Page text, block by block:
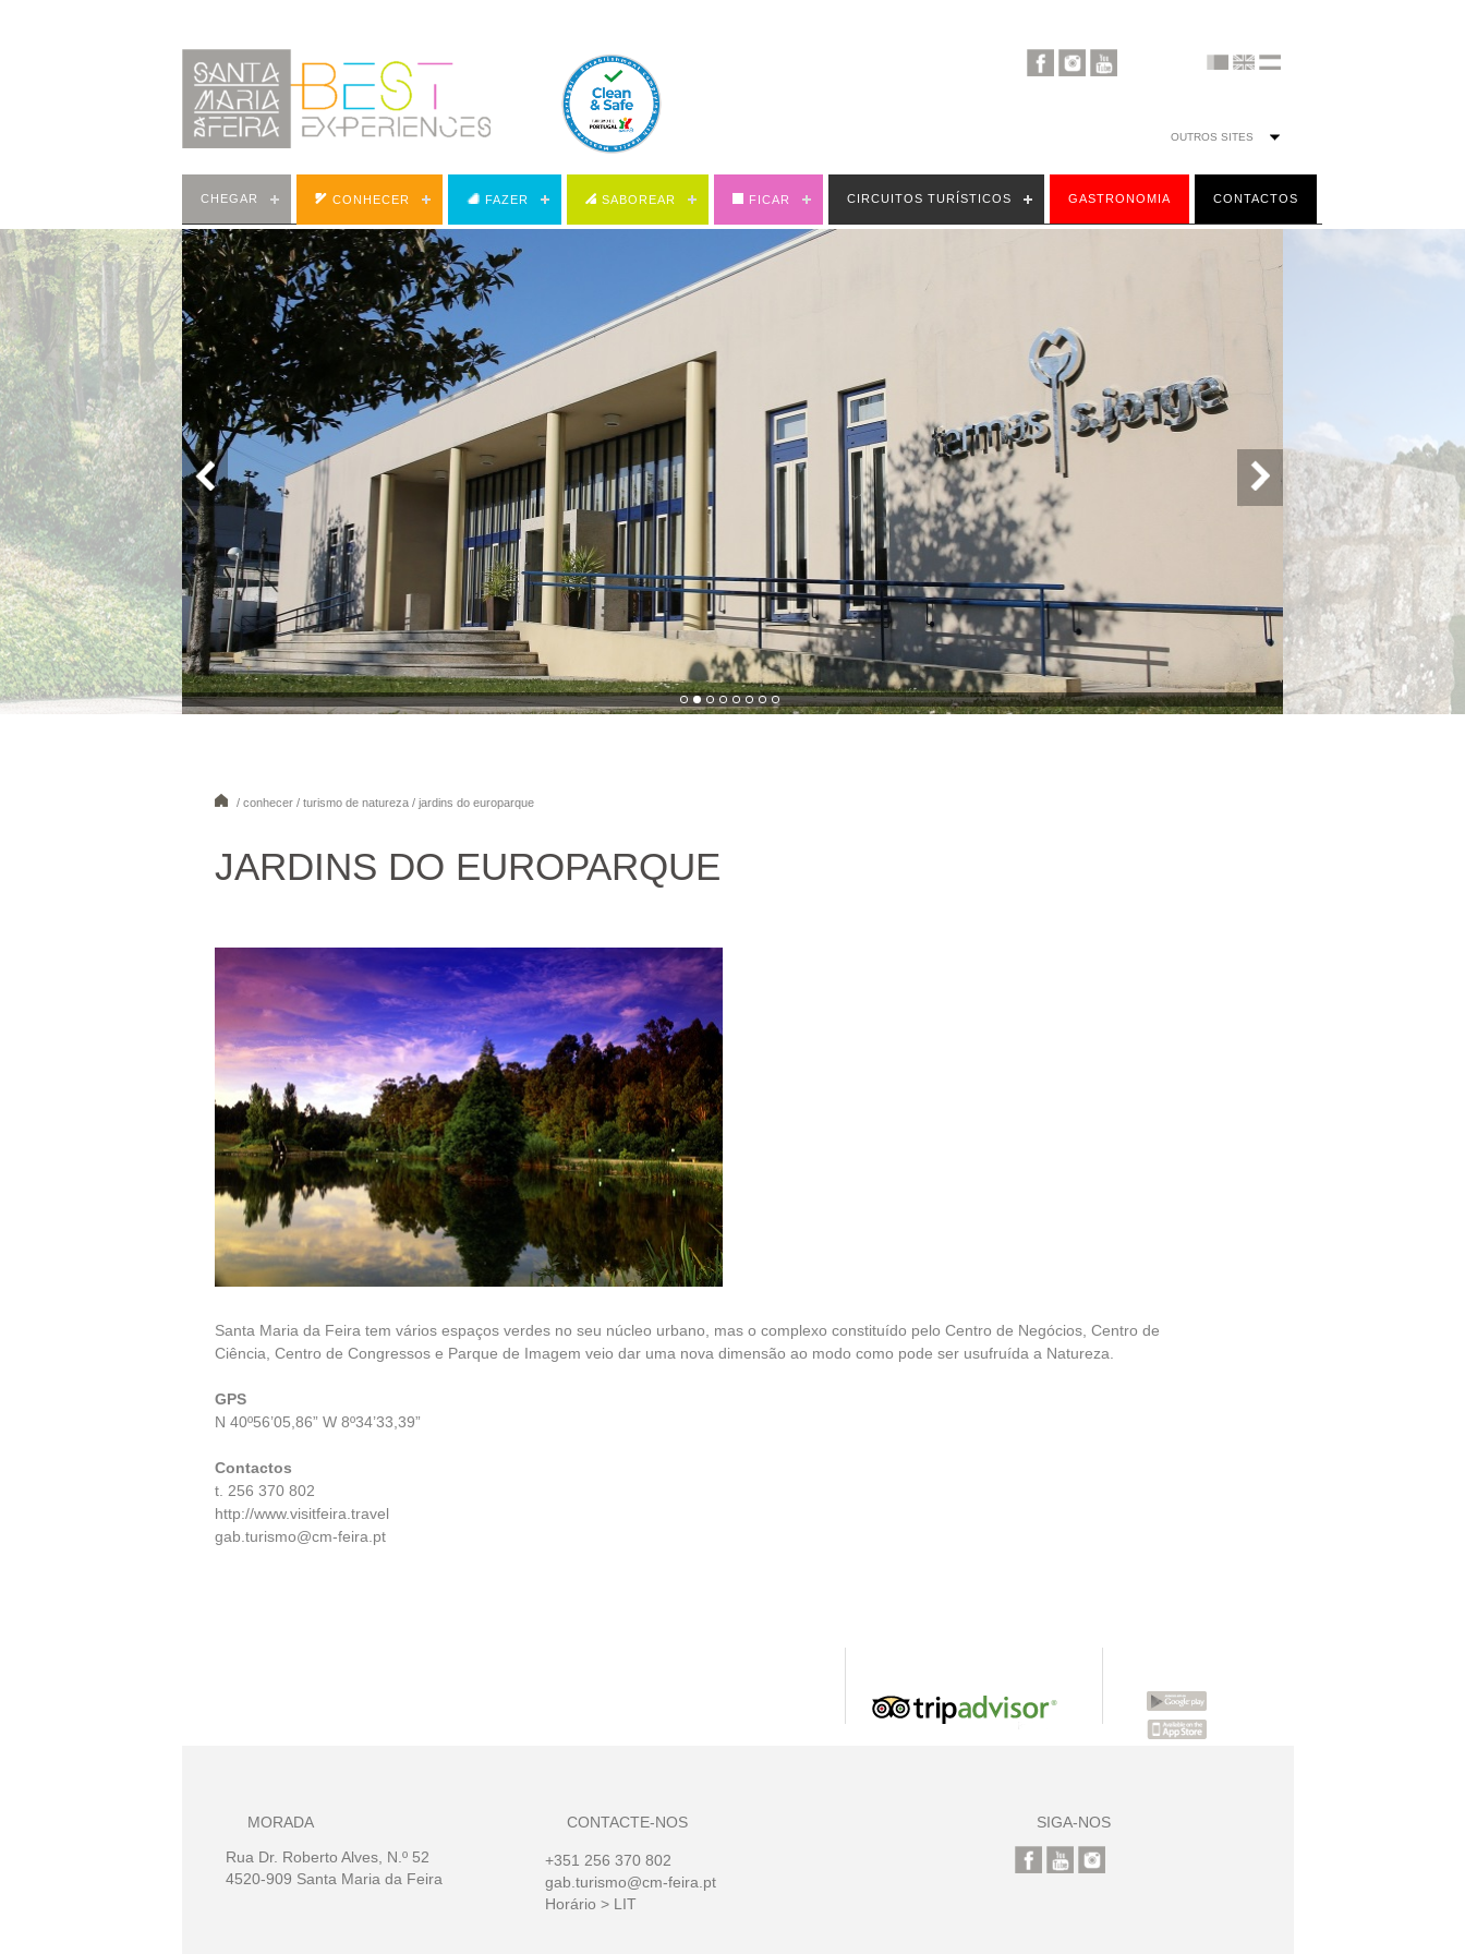
CHEGAR CONHECER FAZER SABOREAR FICAR CIRCUITOS TURÍSTICOS GASTRONOMIA CONTACTOS
/ conhecer / turismo de natureza / jardins do europarque
JARDINS DO EUROPARQUE
Santa Maria da Feira tem vários espaços verdes no seu núcleo urbano, mas o complexo constituído pelo Centro de Negócios, Centro de
Ciência, Centro de Congressos e Parque de Imagem veio dar uma nova dimensão ao modo como pode ser usufruída a Natureza.
GPS
N 40º56’05,86” W 8º34’33,39”
Contactos
t. 256 370 802
http://www.visitfeira.travel
gab.turismo@cm-feira.pt
MORADA
Rua Dr. Roberto Alves, N.º 52
4520-909 Santa Maria da Feira
CONTACTE-NOS
+351 256 370 802
gab.turismo@cm-feira.pt
Horário > LIT
SIGA-NOS